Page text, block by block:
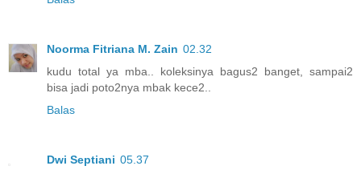
Noorma Fitriana M. Zain 02.32
kudu total ya mba.. koleksinya bagus2 banget, sampai2
bisa jadi poto2nya mbak kece2..
Balas
Dwi Septiani 05.37